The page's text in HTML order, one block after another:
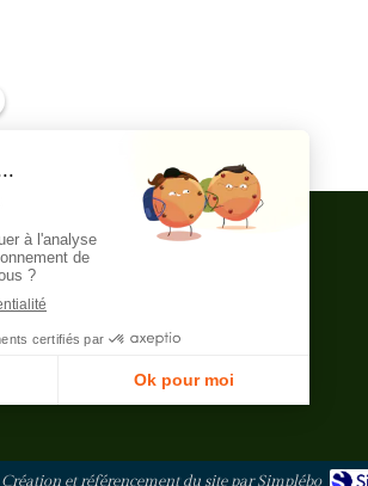
CARIBBEAN YOGA
SCHOOL
Création et référencement du site par Simplébo